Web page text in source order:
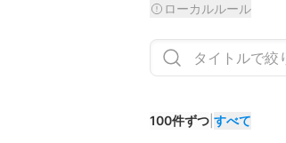
ローカルルール
100件ずつ すべて